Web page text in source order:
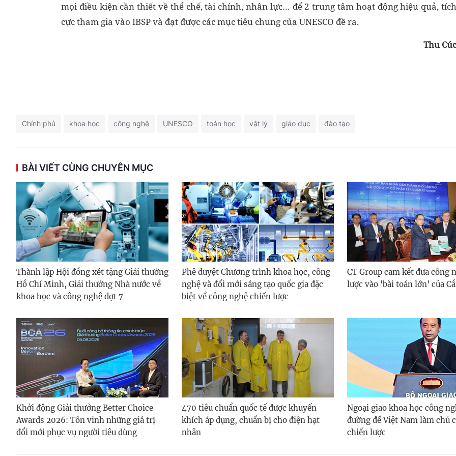
mọi điều kiện cần thiết về thể chế, tài chính, nhân lực… để 2 trung tâm hoạt động hiệu quả, tích
cực tham gia vào IBSP và đạt được các mục tiêu chung của UNESCO đề ra.
Thu Cúc
Chính phủ khoa học công nghệ UNESCO toán học vật lý giáo dục đào tạo
BÀI VIẾT CÙNG CHUYÊN MỤC
Thành lập Hội đồng xét tặng Giải thưởng
Hồ Chí Minh, Giải thưởng Nhà nước về
khoa học và công nghệ đợt 7
Phê duyệt Chương trình khoa học, công
nghệ và đổi mới sáng tạo quốc gia đặc
biệt về công nghệ chiến lược
CT Group cam kết đưa công
lược vào 'bài toán lớn' của
Khởi động Giải thưởng Better Choice
Awards 2026: Tôn vinh những giá trị
đổi mới phục vụ người tiêu dùng
470 tiêu chuẩn quốc tế được khuyến
khích áp dụng, chuẩn bị cho điện hạt
nhân
Ngoại giao khoa học công
đường để Việt Nam làm chủ
chiến lược